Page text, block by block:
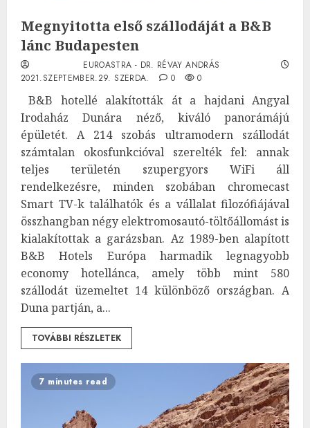
Megnyitotta első szállodáját a B&B
lánc Budapesten
EUROASTRA - DR. RÉVAY ANDRÁS
2021.SZEPTEMBER.29. SZERDA.
0 0
B&B hotellé alakították át a hajdani Angyal
Irodaház Dunára néző, kiváló panorámájú
épületét. A 214 szobás ultramodern szállodát
számtalan okosfunkcióval szerelték fel: annak
teljes területén szupergyors WiFi áll
rendelkezésre, minden szobában chromecast
Smart TV-k találhatók és a vállalat filozófiájával
összhangban négy elektromosautó-töltőállomást is
kialakítottak a garázsban. Az 1989-ben alapított
B&B Hotels Európa harmadik legnagyobb
economy hotellánca, amely több mint 580
szállodát üzemeltet 14 különböző országban. A
Duna partján, a...
TOVÁBBI RÉSZLETEK
7 minutes read